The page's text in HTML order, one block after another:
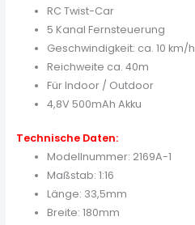
RC Twist-Car
5 Kanal Fernsteuerung
Geschwindigkeit: ca. 10 km/h
Reichweite ca. 40m
Für Indoor / Outdoor
4,8V 500mAh Akku
Technische Daten:
Modellnummer: 2169A-1
Maßstab: 1:16
Länge: 33,5mm
Breite: 180mm